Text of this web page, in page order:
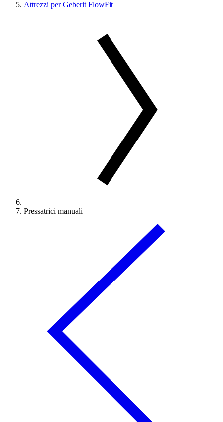
Attrezzi per Geberit FlowFit
Pressatrici manuali